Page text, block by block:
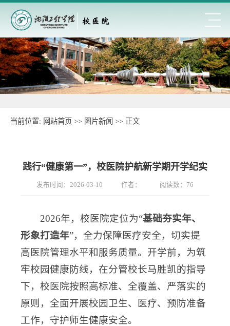
当前位置: 网站首页 >> 图片新闻 >> 正文
践行“健康第一”，校医院护航新学期开学纪实
发布时间：2026-03-10 作者： 阅读数： 76
2026年，校医院定位为“基础夯实年、
形象打造年”，全力保障医疗安全，切实提
高医院管理水平和服务质量。开学前，为筑
牢校园健康防线，在分管校长马胜凯的指导
下，校医院按照高标准、全覆盖、严落实的
原则，全面开展校园卫生、医疗、预防准备
工作，守护师生健康安全。